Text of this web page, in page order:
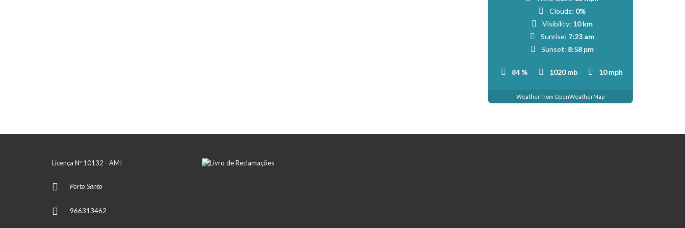
84 % 1020 mb 10 mph
Clouds: 0%
Visibility: 10 km
Sunrise: 7:23 am
Sunset: 8:58 pm
Weather from OpenWeatherMap
Licença Nº 10132 - AMI
Porto Santo
966313462